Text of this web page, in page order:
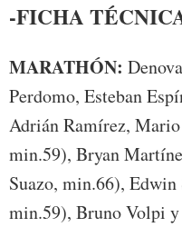
-FICHA
MARATHÓN:
Perdomo, Esteban
Adrián Ramírez,
min.59), Bryan
Suazo, min.66),
min.59), Bruno Volpi